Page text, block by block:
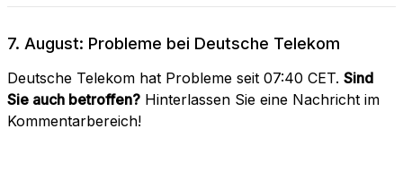
7. August: Probleme bei Deutsche Telekom
Deutsche Telekom hat Probleme seit 07:40 CET. Sind
Sie auch betroffen? Hinterlassen Sie eine Nachricht im
Kommentarbereich!